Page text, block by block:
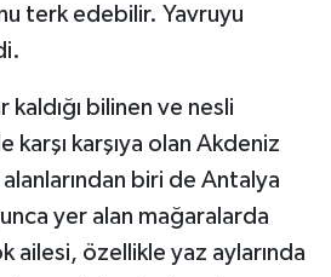
terk edebilir. Yavruyu
bilinen ve nesli
karşı karşıya olan Akdeniz
alanlarından biri de Antalya
yer alan mağaralarda
ailesi, özellikle yaz aylarında